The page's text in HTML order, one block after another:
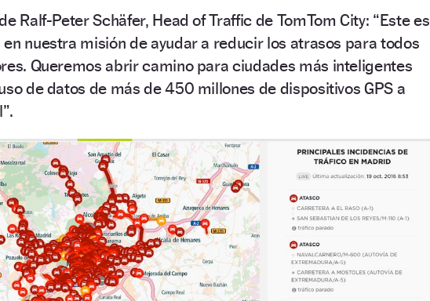
Ralf-Peter Schäfer, Head of Traffic de TomTom City: “Este es
en nuestra misión de ayudar a reducir los atrasos para todos
Queremos abrir camino para ciudades más inteligentes
de datos de más de 450 millones de dispositivos GPS a